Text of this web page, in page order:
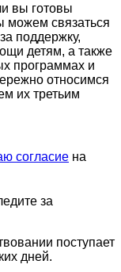
вы готовы
можем связаться
поддержку,
детям, а также
программах и
относимся
их третьим
согласие на
за
поступает
дней.